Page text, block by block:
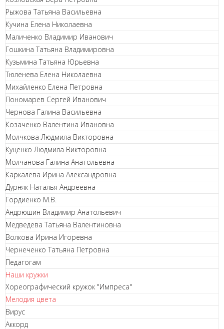
Рыжова Татьяна Васильевна
Кучина Елена Николаевна
Маличенко Владимир Иванович
Гошкина Татьяна Владимировна
Кузьмина Татьяна Юрьевна
Тюленева Елена Николаевна
Михайленко Елена Петровна
Пономарев Сергей Иванович
Чернова Галина Васильевна
Козаченко Валентина Ивановна
Молчкова Людмила Викторовна
Куценко Людмила Викторовна
Молчанова Галина Анатольевна
Каркалёва Ирина Александровна
Дурняк Наталья Андреевна
Гордиенко М.В.
Андрюшин Владимир Анатольевич
Медведева Татьяна Валентиновна
Волкова Ирина Игоревна
Чернеченко Татьяна Петровна
Педагогам
Наши кружки
Хореографический кружок "Импреса"
Мелодия цвета
Вирус
Аккорд